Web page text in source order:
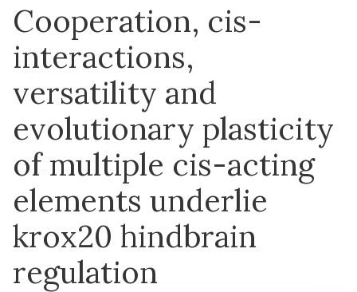
Cooperation, cis-
interactions,
versatility and
evolutionary plasticity
of multiple cis-acting
elements underlie
krox20 hindbrain
regulation